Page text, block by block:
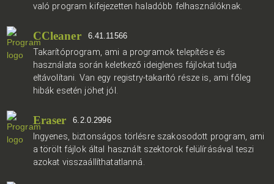
való program kifejezetten haladóbb felhasználóknak.
CCleaner 6.41.11566
Takarítóprogram, ami a programok telepítése és
használata során keletkező ideiglenes fájlokat tudja
eltávolítani. Van egy registry-takarító része is, ami főleg
hibák esetén jöhet jól.
Eraser 6.2.0.2996
Ingyenes, biztonságos törlésre szakosodott program, ami
a törölt fájlok által használt szektorok felülírásával teszi
azokat visszaállíthatatlanná.